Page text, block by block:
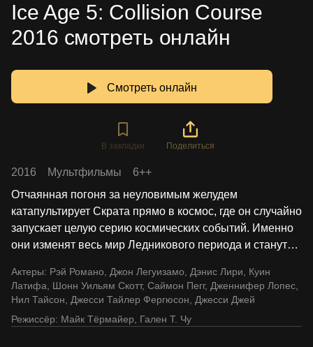
Ice Age 5: Collision Course
2016 смотреть онлайн
Смотреть онлайн
В закладки Поделиться
2016 Мультфильмы
6++
Отчаянная погоня за неуловимым желудем
катапультирует Скрата прямо в космос, где он случайно
запускает целую серию космических событий. Именно
они изменят весь мир Ледникового периода и станут…
Актеры: Рэй Романо, Джон Легуизамо, Дэнис Лири, Куин
Латифа, Шонн Уильям Скотт, Саймон Пегг, Дженнифер Лопес,
Нил Тайсон, Джесси Тайлер Фергюсон, Джесси Джей
Режиссёр: Майк Тёрмайер, Гален Т. Чу